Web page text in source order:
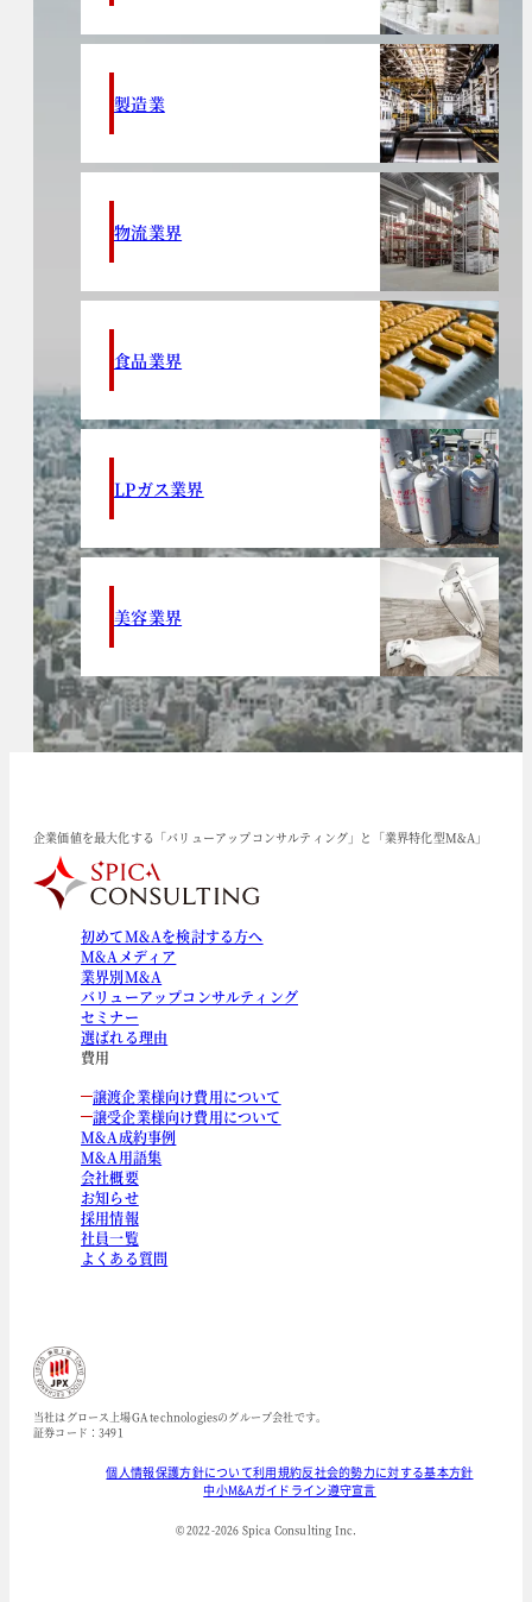
製造業
物流業界
食品業界
LPガス業界
美容業界
企業価値を最大化する「バリューアップコンサルティング」と「業界特化型M&A」
初めてM&Aを検討する方へ
M&Aメディア
業界別M&A
バリューアップコンサルティング
セミナー
選ばれる理由
費用
譲渡企業様向け費用について
譲受企業様向け費用について
M&A成約事例
M&A用語集
会社概要
お知らせ
採用情報
社員一覧
よくある質問
当社はグロース上場GA technologiesのグループ会社です。
証券コード：3491
個人情報保護方針について利用規約反社会的勢力に対する基本方針
中小M&Aガイドライン遵守宣言
© 2022-2026 Spica Consulting Inc.